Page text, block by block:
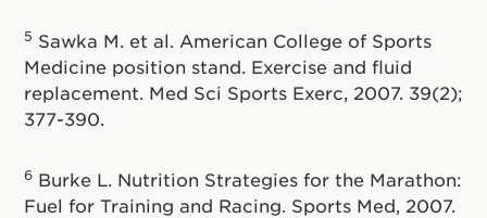
5 Sawka M. et al. American College of Sports
Medicine position stand. Exercise and fluid
replacement. Med Sci Sports Exerc, 2007. 39(2);
377-390.
6Burke L. Nutrition Strategies for the Marathon:
Fuel for Training and Racing. Sports Med, 2007.